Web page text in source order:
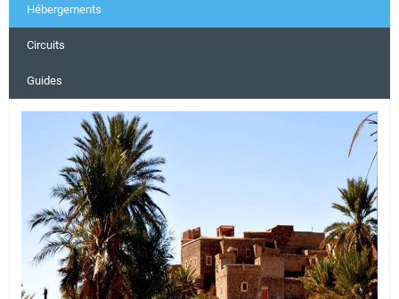
Hébergements
Circuits
Guides